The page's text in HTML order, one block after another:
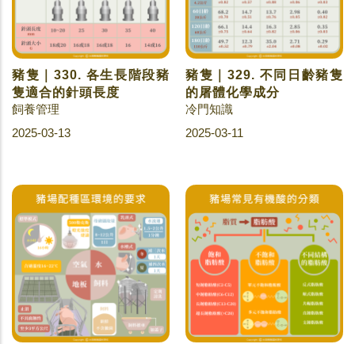
豬隻｜330. 各生長階段豬
隻適合的針頭長度
飼養管理
2025-03-13
豬隻｜329. 不同日齡豬隻
的屠體化學成分
冷門知識
2025-03-11